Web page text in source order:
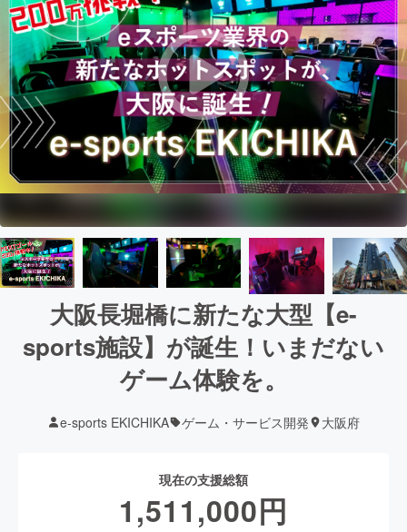
大阪長堀橋に新たな大型【e-
sports施設】が誕生！いまだない
ゲーム体験を。
e-sports EKICHIKA ゲーム・サービス開発 大阪府
現在の支援総額
1,511,000円